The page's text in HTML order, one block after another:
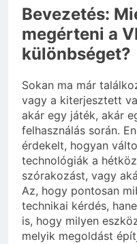
Bevezetés:
megérteni a
különbséget?
Sokan ma már
vagy a kiterjesztett
akár egy játék, akár
felhasználás során.
érdekelt, hogyan
technológiák a
szórakozást, vagy
Az, hogy pontosan
technikai kérdés,
is, hogy milyen
melyik megoldást